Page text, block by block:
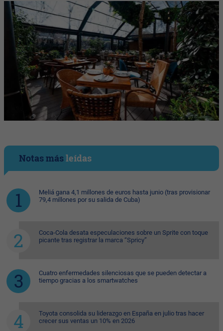
Notas másleídas
Meliá gana 4,1 millones de euros hasta junio (tras provisionar
79,4 millones por su salida de Cuba)
Coca-Cola desata especulaciones sobre un Sprite con toque
picante tras registrar la marca “Spricy”
Cuatro enfermedades silenciosas que se pueden detectar a
tiempo gracias a los smartwatches
Toyota consolida su liderazgo en España en julio tras hacer
crecer sus ventas un 10% en 2026